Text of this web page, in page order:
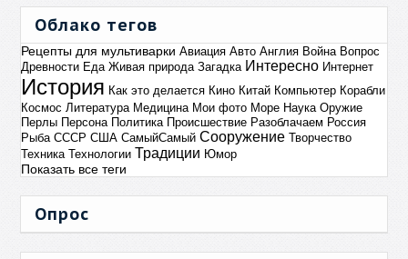
Облако тегов
Рецепты для мультиварки Авиация Авто Англия Война Вопрос
Древности Еда Живая природа Загадка Интересно Интернет
История Как это делается Кино Китай Компьютер Корабли
Космос Литература Медицина Мои фото Море Наука Оружие
Перлы Персона Политика Происшествие Разоблачаем Россия
Рыба СССР США СамыйСамый Сооружение Творчество
Техника Технологии Традиции Юмор
Показать все теги
Опрос